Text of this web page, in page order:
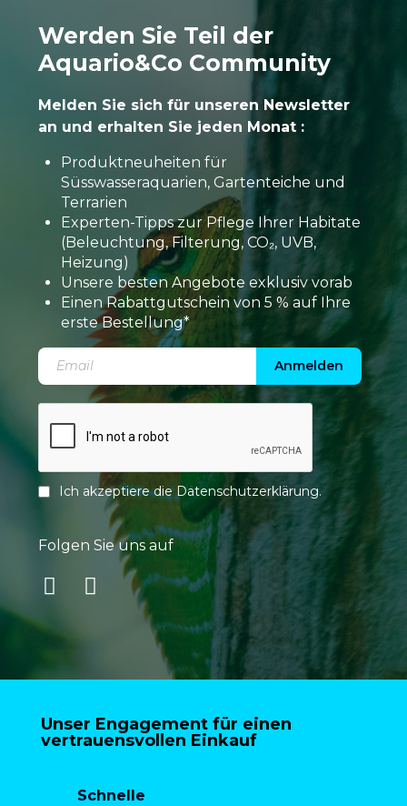
Werden Sie Teil der
Aquario&Co Community
Melden Sie sich für unseren Newsletter
an und erhalten Sie jeden Monat :
Produktneuheiten für
Süsswasseraquarien, Gartenteiche und
Terrarien
Experten-Tipps zur Pflege Ihrer Habitate
(Beleuchtung, Filterung, CO₂, UVB,
Heizung)
Unsere besten Angebote exklusiv vorab
Einen Rabattgutschein von 5 % auf Ihre
erste Bestellung*
Anmelden
Ich akzeptiere dieDatenschutzerklärung.
Folgen Sie uns auf
Unser Engagement für einen
vertrauensvollen Einkauf
Schnelle